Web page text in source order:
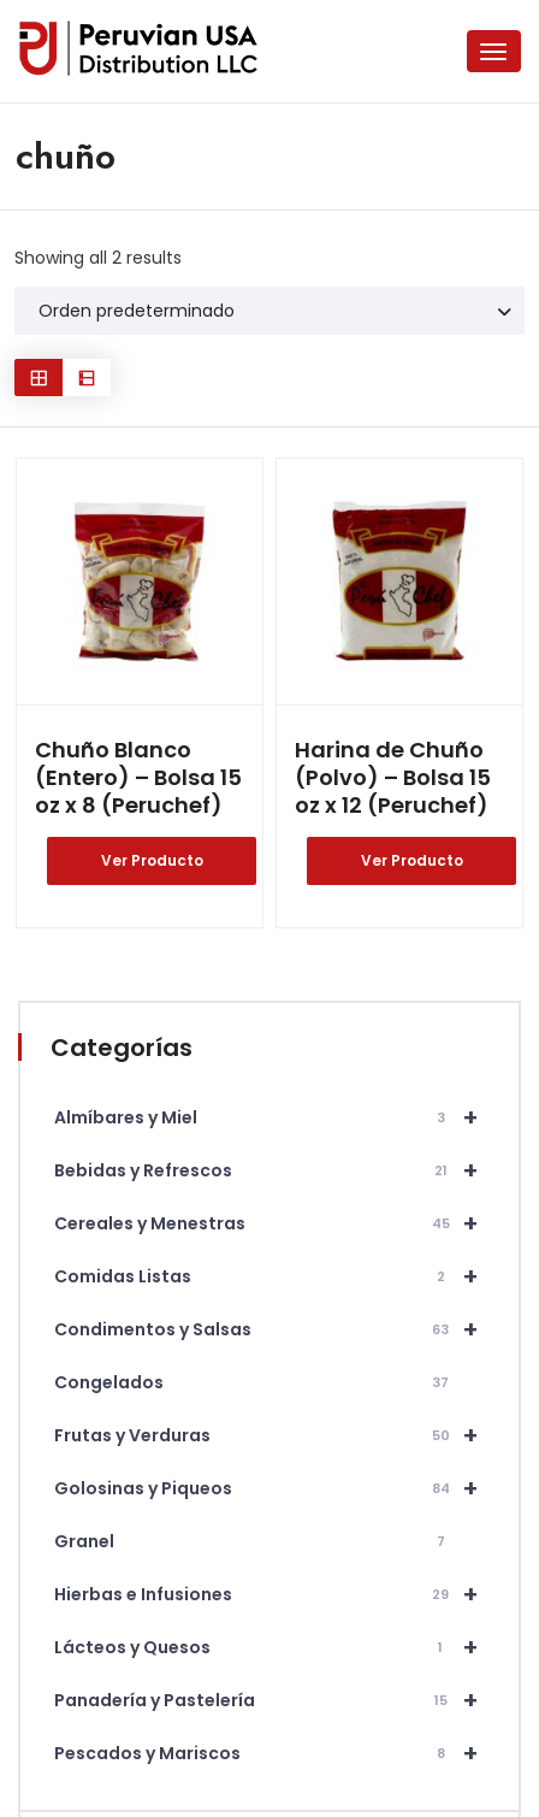
chuño
Categorías
+
Almíbares y Miel 3
+
Bebidas y Refrescos 21
+
Cereales y Menestras 45
+
Comidas Listas 2
+
Condimentos y Salsas 63
Congelados 37
+
Frutas y Verduras 50
+
Golosinas y Piqueos 84
Granel 7
+
Hierbas e Infusiones 29
+
Lácteos y Quesos 1
+
Panadería y Pastelería 15
+
Pescados y Mariscos 8
Showing all 2 results
Chuño Blanco
(Entero) – Bolsa 15
oz x 8 (Peruchef)
Ver Producto
Harina de Chuño
(Polvo) – Bolsa 15
oz x 12 (Peruchef)
Ver Producto